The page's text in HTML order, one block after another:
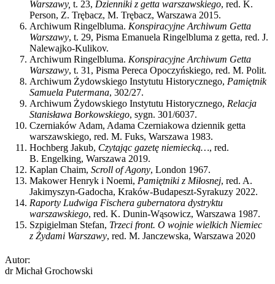
Warszawy, t. 23, Dzienniki z getta warszawskiego, red. K.
Person, Z. Trębacz, M. Trębacz, Warszawa 2015.
Archiwum Ringelbluma. Konspiracyjne Archiwum Getta
Warszawy, t. 29, Pisma Emanuela Ringelbluma z getta, red. J.
Nalewajko-Kulikov.
Archiwum Ringelbluma. Konspiracyjne Archiwum Getta
Warszawy, t. 31, Pisma Pereca Opoczyńskiego, red. M. Polit.
Archiwum Żydowskiego Instytutu Historycznego, Pamiętnik
Samuela Putermana, 302/27.
Archiwum Żydowskiego Instytutu Historycznego, Relacja
Stanisława Borkowskiego, sygn. 301/6037.
Czerniaków Adam, Adama Czerniakowa dziennik getta
warszawskiego, red. M. Fuks, Warszawa 1983.
Hochberg Jakub, Czytając gazetę niemiecką…, red.
B. Engelking, Warszawa 2019.
Kaplan Chaim, Scroll of Agony, London 1967.
Makower Henryk i Noemi, Pamiętniki z Miłosnej, red. A.
Jakimyszyn-Gadocha, Kraków-Budapeszt-Syrakuzy 2022.
Raporty Ludwiga Fischera gubernatora dystryktu
warszawskiego, red. K. Dunin-Wąsowicz, Warszawa 1987.
Szpigielman Stefan, Trzeci front. O wojnie wielkich Niemiec
z Żydami Warszawy, red. M. Janczewska, Warszawa 2020
Autor:
dr Michał Grochowski